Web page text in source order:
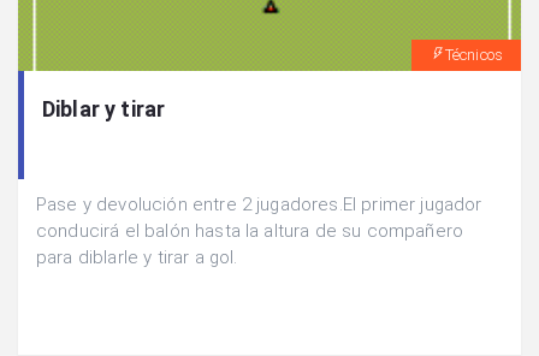
Técnicos
Diblar y tirar
Pase y devolución entre 2 jugadores.El primer jugador
conducirá el balón hasta la altura de su compañero
para diblarle y tirar a gol.